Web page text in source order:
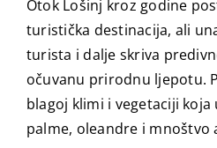
Otok Lošinj kroz godine
turistička destinacija, ali
turista i dalje skriva
očuvanu prirodnu ljepotu.
blagoj klimi i vegetaciji
palme, oleandre i mnoštvo